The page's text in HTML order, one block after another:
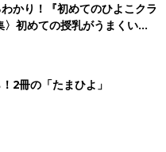
かり！『初めてのひよこクラ
〉初めての授乳がうまくい
基本と夏のトラブル 解決テ
2冊の「たまひよ」